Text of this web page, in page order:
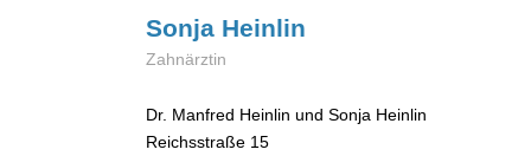
Sonja Heinlin
Zahnärztin
Dr. Manfred Heinlin und Sonja Heinlin
Reichsstraße 15